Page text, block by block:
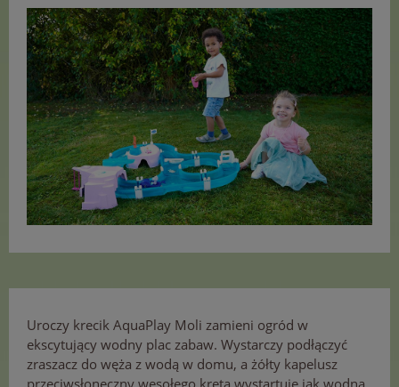
Uroczy krecik AquaPlay Moli zamieni ogród w
ekscytujący wodny plac zabaw. Wystarczy podłączyć
zraszacz do węża z wodą w domu, a żółty kapelusz
przeciwsłoneczny wesołego kreta wystartuje jak wodna